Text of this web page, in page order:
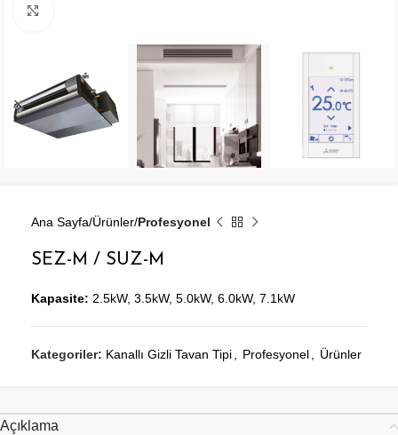
Ana Sayfa Ürünler Profesyonel
SEZ-M / SUZ-M
Kapasite: 2.5kW, 3.5kW, 5.0kW, 6.0kW, 7.1kW
Kategoriler: Kanallı Gizli Tavan Tipi, Profesyonel, Ürünler
Açıklama